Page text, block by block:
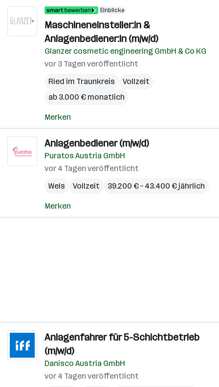
Einblicke
Maschineneinsteller:in &
Anlagenbediener:in (m/w/d)
Glanzer cosmetic engineering GmbH & Co KG
vor 3 Tagen veröffentlicht
Ried im Traunkreis
Vollzeit
ab 3.000 € monatlich
Merken
Anlagenbediener (m/w/d)
Puratos Austria GmbH
vor 4 Tagen veröffentlicht
Wels
Vollzeit 39.200 € – 43.400 € jährlich
Merken
Anlagenfahrer für 5-Schichtbetrieb
(m/w/d)
Danisco Austria GmbH
vor 4 Tagen veröffentlicht